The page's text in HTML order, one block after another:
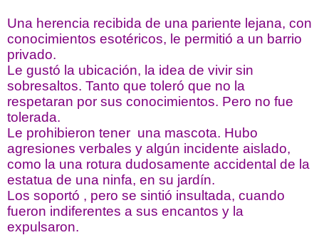
Una herencia recibida de una pariente lejana, con
conocimientos esotéricos, le permitió a un barrio
privado.
Le gustó la ubicación, la idea de vivir sin
sobresaltos. Tanto que toleró que no la
respetaran por sus conocimientos. Pero no fue
tolerada.
Le prohibieron tener una mascota. Hubo
agresiones verbales y algún incidente aislado,
como la una rotura dudosamente accidental de la
estatua de una ninfa, en su jardín.
Los soportó , pero se sintió insultada, cuando
fueron indiferentes a sus encantos y la
expulsaron.